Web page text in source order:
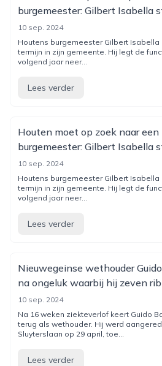
burgemeester: Gilbert Isabella
10 sep. 2024
Houtens burgemeester Gilbert
termijn in zijn gemeente. Hij legt de
volgend jaar neer...
Lees verder
Houten moet op zoek naar een
burgemeester: Gilbert Isabella
10 sep. 2024
Houtens burgemeester Gilbert
termijn in zijn gemeente. Hij legt de
volgend jaar neer...
Lees verder
Nieuwegeinse wethouder
na ongeluk waarbij hij zeven
10 sep. 2024
Na 16 weken ziekteverlof keert Guido
terug als wethouder. Hij werd
Sluyterslaan op 29 april, toe...
Lees verder